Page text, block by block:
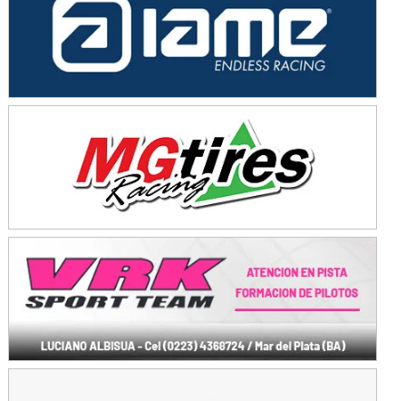
Ciudad de Trenque Lauquen (Asfalto)
Trenque Lauquen (Buenos Aires)
ENTRERRIANO - F6 (POSTERGADA)
Villaguay (Entre Ríos)
VICTORIENSE - F7
El Cerro (Tierra)
Victoria (Entre Ríos)
PATAGONICO - F6
Moto Club Reginense (Tierra)
Gral. E. Godoy (Río Negro)
CSK - F7
Juventud Unida (Tierra)
Humboldt (Santa Fe)